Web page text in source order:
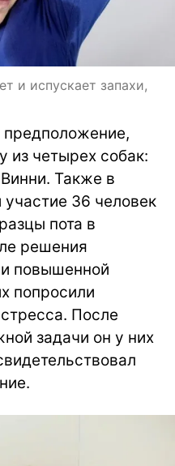
и испускает запахи,
предположение,
из четырех собак:
Также в
36 человек
пота в
решения
повышенной
попросили
После
задачи он у них